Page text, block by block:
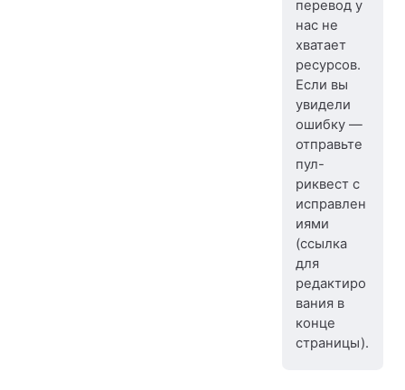
перевод у
нас не
хватает
ресурсов.
Если вы
увидели
ошибку —
отправьте
пул-
риквест с
исправлен
иями
(ссылка
для
редактиро
вания в
конце
страницы).